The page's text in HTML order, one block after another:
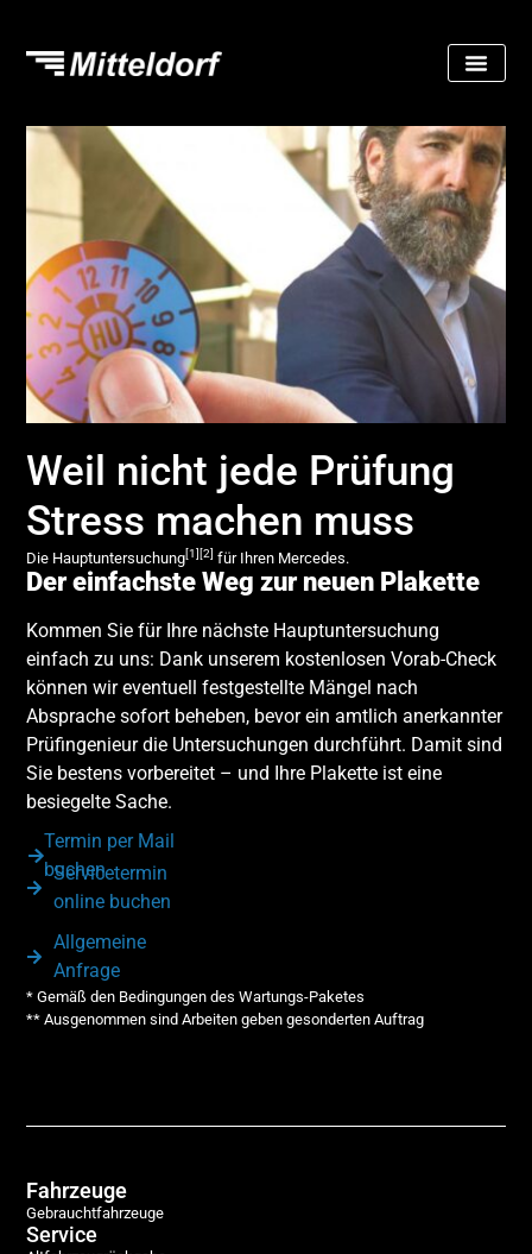
Weil nicht jede Prüfung
Stress machen muss
Die Hauptuntersuchung[1][2] für Ihren Mercedes.
Der einfachste Weg zur neuen Plakette
Kommen Sie für Ihre nächste Hauptuntersuchung
einfach zu uns: Dank unserem kostenlosen Vorab-Check
können wir eventuell festgestellte Mängel nach
Absprache sofort beheben, bevor ein amtlich anerkannter
Prüfingenieur die Untersuchungen durchführt. Damit sind
Sie bestens vorbereitet – und Ihre Plakette ist eine
besiegelte Sache.
Termin per Mail
buchen
Servicetermin
online buchen
Allgemeine
Anfrage
* Gemäß den Bedingungen des Wartungs-Paketes
** Ausgenommen sind Arbeiten geben gesonderten Auftrag
Fahrzeuge
Gebrauchtfahrzeuge
Service